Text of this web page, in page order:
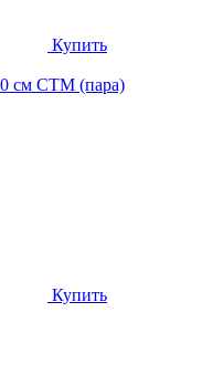
Купить
см CTM (пара)
Купить